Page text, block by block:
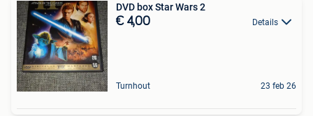
DVD box Star Wars 2
€ 4,00 Details
Turnhout 23 feb 26